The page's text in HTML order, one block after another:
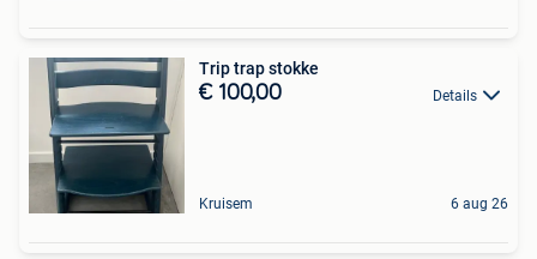
Trip trap stokke
€ 100,00 Details
Kruisem 6 aug 26